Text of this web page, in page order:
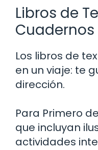
Libros de
Cuadernos
Los libros de
en un viaje: te
dirección.
Para Primero
que incluyan
actividades